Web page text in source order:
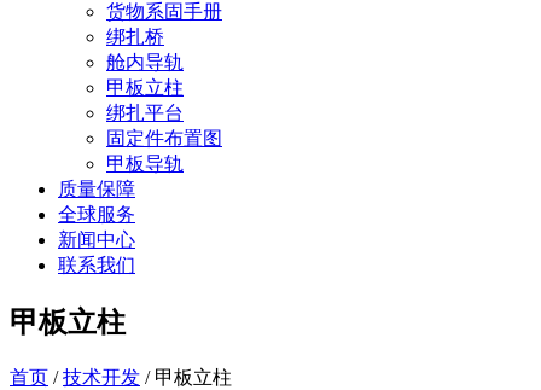
货物系固手册
绑扎桥
舱内导轨
甲板立柱
绑扎平台
固定件布置图
甲板导轨
质量保障
全球服务
新闻中心
联系我们
甲板立柱
首页 /技术开发 / 甲板立柱